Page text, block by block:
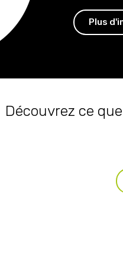
Plus
Découvrez ce